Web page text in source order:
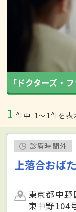
1 件中 1〜1件を表
診療時間外
上落合おば
東京都中
東中野104